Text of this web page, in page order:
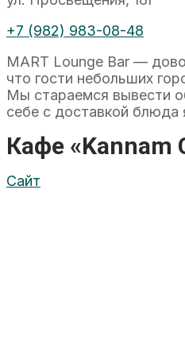
+7 (982) 983-08-48
MART Lounge Bar —
что гости небольших
Мы стараемся вывести
себе с доставкой блюда
Кафе «Kannam
Сайт